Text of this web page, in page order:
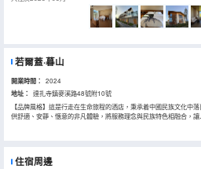
若爾蓋·暮山
開業時間： 2024
地址：
達扎寺鎮麥溪路48號附10號
【品牌風格】這是行走在生命旅程的酒店，秉承着中國民族文化中
供舒適、安靜、愜意的非凡體驗，將服務理念與民族特色相融合，
院(若爾蓋西部牧場店)立足在草原之上，將草原民族風情與現代休
好的理想境地，是休閒旅遊的良好去處。【若爾蓋濕地】靠近若爾
顧客各種生活需要。泰國乳膠床墊為您打造一個舒適的入睡條件。
住宿周邊